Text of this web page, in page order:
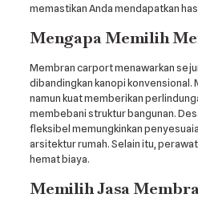
memastikan Anda mendapatkan
Mengapa Memilih
Membran carport menawarkan
dibandingkan kanopi konvensional.
namun kuat memberikan
membebani struktur bangunan.
fleksibel memungkinkan
arsitektur rumah. Selain itu,
hemat biaya.
Memilih Jasa